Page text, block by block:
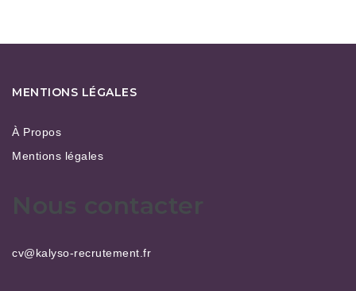
MENTIONS LÉGALES
À Propos
Mentions légales
Nous contacter
cv@kalyso-recrutement.fr